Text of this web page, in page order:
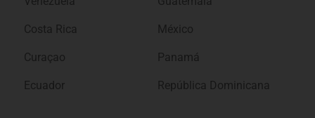
Costa Rica
Curaçao
Ecuador
México
Panamá
República Dominicana